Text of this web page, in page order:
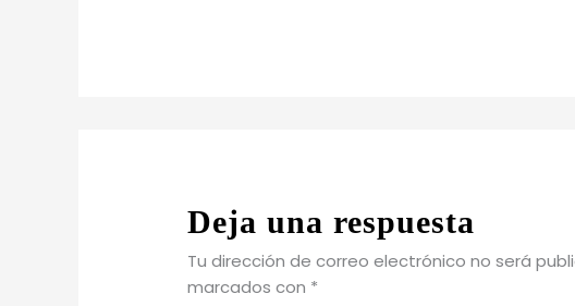
Deja una respuesta
Tu dirección de correo electrónico no será
marcados con *